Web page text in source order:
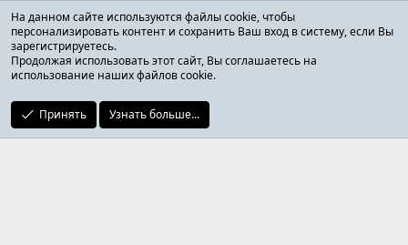
Поделиться страницей
Facebook
X (Twitter)
Reddit
ОТЗЫВЫ ОНЛАЙН ФОРУМ
На данном сайте используются файлы cookie, чтобы
персонализировать контент и сохранить Ваш вход в систему, если Вы
зарегистрируетесь.
Продолжая использовать этот сайт, Вы соглашаетесь на
использование наших файлов cookie.
Принять Узнать больше...